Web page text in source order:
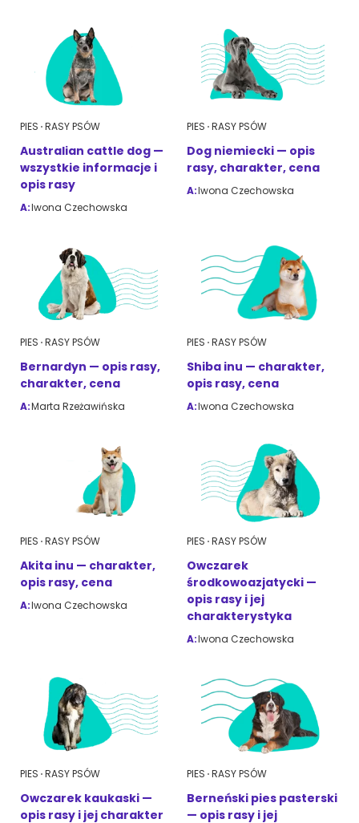
PIES RASY PSÓW
Australian cattle dog —
wszystkie informacje i
opis rasy
A:Iwona Czechowska
PIES RASY PSÓW
Dog niemiecki — opis
rasy, charakter, cena
A:Iwona Czechowska
PIES RASY PSÓW
Bernardyn — opis rasy,
charakter, cena
A:Marta Rzeżawińska
PIES RASY PSÓW
Shiba inu — charakter,
opis rasy, cena
A:Iwona Czechowska
PIES RASY PSÓW
Akita inu — charakter,
opis rasy, cena
A:Iwona Czechowska
PIES RASY PSÓW
Owczarek
środkowoazjatycki —
opis rasy i jej
charakterystyka
A:Iwona Czechowska
PIES RASY PSÓW
Owczarek kaukaski —
opis rasy i jej charakter
PIES RASY PSÓW
Berneński pies pasterski
— opis rasy i jej